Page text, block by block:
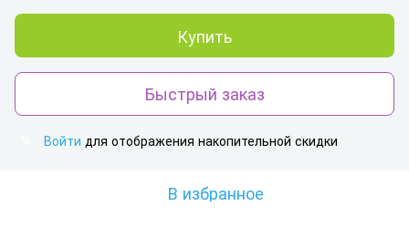
Купить
Быстрый заказ
Войти для отображения накопительной скидки
В избранное